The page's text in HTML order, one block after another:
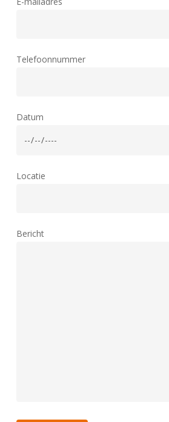
Telefoonnummer
Datum
Locatie
Bericht